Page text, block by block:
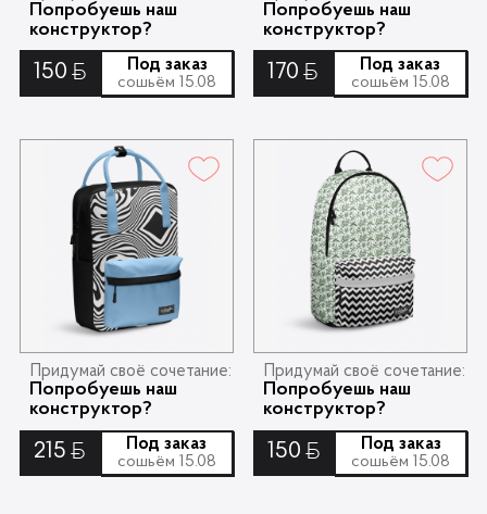
Контакты
Доставка
Скидки
Wildberries
Попробуешь наш
конструктор?
150 Ƃ Под заказ
сошьём 15.08
Попробуешь наш
конструктор?
170 Ƃ Под заказ
сошьём 15.08
Придумай своё сочетание:
Попробуешь наш
конструктор?
215 Ƃ Под заказ
сошьём 15.08
Придумай своё сочетание:
Попробуешь наш
конструктор?
150 Ƃ Под заказ
сошьём 15.08